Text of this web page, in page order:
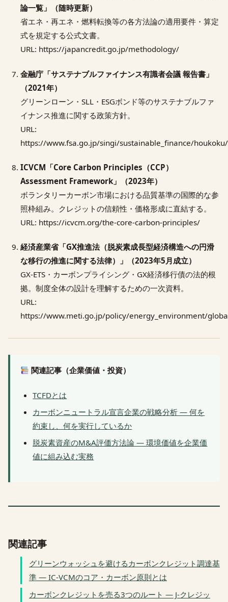
論一覧」（随時更新）
省エネ・再エネ・燃料転換等の各方法論の適用要件・算定
式を規定する公式文書。
URL: https://japancredit.go.jp/methodology/
金融庁「サステナブルファイナンス有識者会議 報告書」
（2021年）
グリーンローン・SLL・ESGボンド等のサステナブルファ
イナンス推進に関する政策方針。
URL:
https://www.fsa.go.jp/singi/sustainable_finance/
ICVCM「Core Carbon Principles（CCP）
Assessment Framework」（2023年）
ボランタリーカーボン市場における品質基準の国際的な参
照枠組み。クレジットの信頼性・価格形成に直結する。
URL: https://icvcm.org/the-core-carbon-principles/
経済産業省「GX推進法（脱炭素成長型経済構造への円滑
な移行の推進に関する法律）」（2023年5月成立）
GX-ETS・カーボンプライシング・GX経済移行債の法的根
拠。制度全体の設計を理解するための一次資料。
URL:
https://www.meti.go.jp/policy/energy_environment/
関連記事（企業価値・投資）
TCFDとは
カーボンニュートラル宣言企業の戦略分析 — 何を
約束し、何を実行しているか
脱炭素資産のM&A評価方法論 — 環境価値を企業価
値に組み込む実務
関連記事
グリーンウォッシュを避けるカーボンクレジット調達基
準 — IC-VCMのコア・カーボン原則とは
カーボンクレジットを売る3つのルート — J-クレジッ